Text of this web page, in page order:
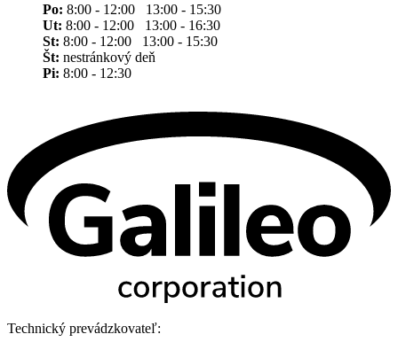
Po: 8:00 - 12:00 13:00 - 15:30
Ut: 8:00 - 12:00 13:00 - 16:30
St: 8:00 - 12:00 13:00 - 15:30
Št: nestránkový deň
Pi: 8:00 - 12:30
Technický prevádzkovateľ: